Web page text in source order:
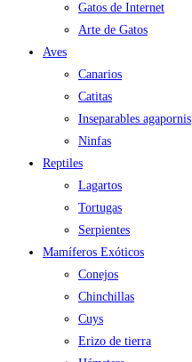
Gatos de Internet
Arte de Gatos
Aves
Canarios
Catitas
Inseparables agapornis
Ninfas
Reptiles
Lagartos
Tortugas
Serpientes
Mamíferos Exóticos
Conejos
Chinchillas
Cuys
Erizo de tierra